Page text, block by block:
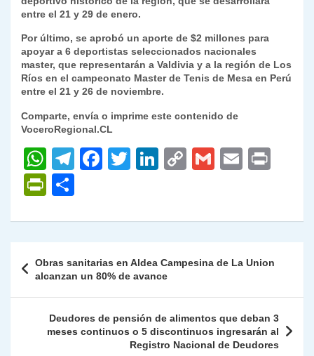
entre el 21 y 29 de enero.
Por último, se aprobó un aporte de $2 millones para
apoyar a 6 deportistas seleccionados nacionales
master, que representarán a Valdivia y a la región de Los
Ríos en el campeonato Master de Tenis de Mesa en Perú
entre el 21 y 26 de noviembre.
Comparte, envía o imprime este contenido de
VoceroRegional.CL
W
h
at
s
p
p
T
gr
m
F
e
o
o
k
T
er
Li
e
n
C
y
n
k
G
l
E
l
P
nt
ie
n
dl
y
m
p
ar
tir
de
entradas
Obras sanitarias en Aldea Campesina de La Union
alcanzan un 80% de avance
Deudores de pensión de alimentos que deban 3
meses continuos o 5 discontinuos ingresarán al
Registro Nacional de Deudores